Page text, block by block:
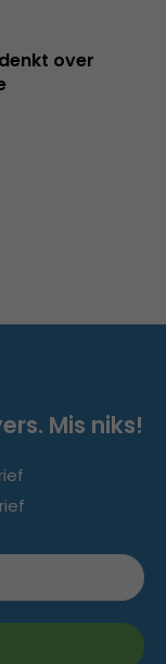
over
Mis niks!